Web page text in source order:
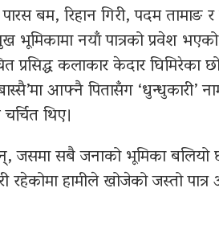
बम, रिहान गिरी, पदम तामाङ
भूमिकामा नयाँ पात्रको प्रवेश
प्रसिद्ध कलाकार केदार
आफ्नै पितासँग ‘धुन्धुकारी’
थिए।
जसमा सबै जनाको भूमिका
हामीले खोजेको जस्तो